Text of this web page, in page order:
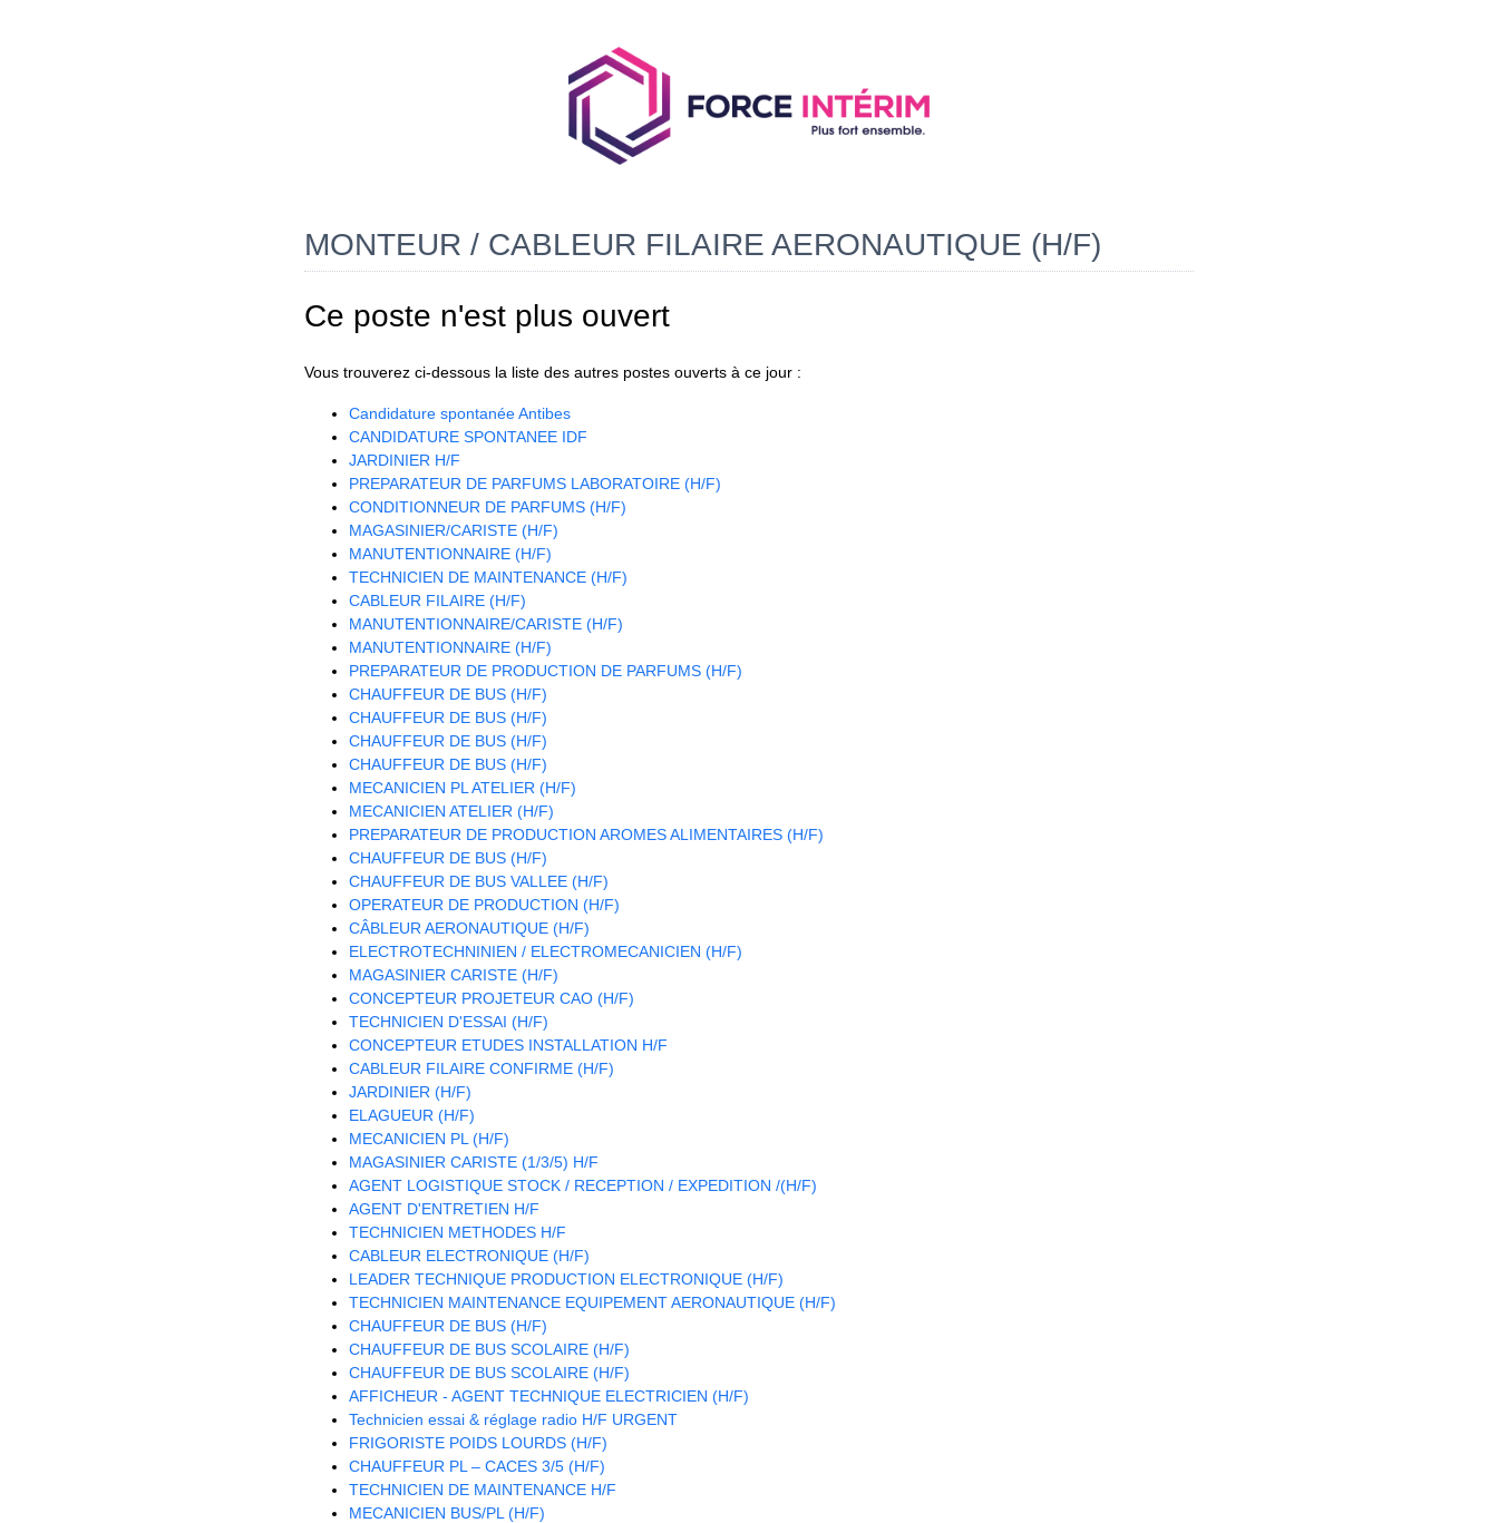
MONTEUR / CABLEUR FILAIRE AERONAUTIQUE (H/F)
Ce poste n'est plus ouvert
Vous trouverez ci-dessous la liste des autres postes ouverts à ce jour :
Candidature spontanée Antibes
CANDIDATURE SPONTANEE IDF
JARDINIER H/F
PREPARATEUR DE PARFUMS LABORATOIRE (H/F)
CONDITIONNEUR DE PARFUMS (H/F)
MAGASINIER/CARISTE (H/F)
MANUTENTIONNAIRE (H/F)
TECHNICIEN DE MAINTENANCE (H/F)
CABLEUR FILAIRE (H/F)
MANUTENTIONNAIRE/CARISTE (H/F)
MANUTENTIONNAIRE (H/F)
PREPARATEUR DE PRODUCTION DE PARFUMS (H/F)
CHAUFFEUR DE BUS (H/F)
CHAUFFEUR DE BUS (H/F)
CHAUFFEUR DE BUS (H/F)
CHAUFFEUR DE BUS (H/F)
MECANICIEN PL ATELIER (H/F)
MECANICIEN ATELIER (H/F)
PREPARATEUR DE PRODUCTION AROMES ALIMENTAIRES (H/F)
CHAUFFEUR DE BUS (H/F)
CHAUFFEUR DE BUS VALLEE (H/F)
OPERATEUR DE PRODUCTION (H/F)
CÂBLEUR AERONAUTIQUE (H/F)
ELECTROTECHNINIEN / ELECTROMECANICIEN (H/F)
MAGASINIER CARISTE (H/F)
CONCEPTEUR PROJETEUR CAO (H/F)
TECHNICIEN D'ESSAI (H/F)
CONCEPTEUR ETUDES INSTALLATION H/F
CABLEUR FILAIRE CONFIRME (H/F)
JARDINIER (H/F)
ELAGUEUR (H/F)
MECANICIEN PL (H/F)
MAGASINIER CARISTE (1/3/5) H/F
AGENT LOGISTIQUE STOCK / RECEPTION / EXPEDITION /(H/F)
AGENT D'ENTRETIEN H/F
TECHNICIEN METHODES H/F
CABLEUR ELECTRONIQUE (H/F)
LEADER TECHNIQUE PRODUCTION ELECTRONIQUE (H/F)
TECHNICIEN MAINTENANCE EQUIPEMENT AERONAUTIQUE (H/F)
CHAUFFEUR DE BUS (H/F)
CHAUFFEUR DE BUS SCOLAIRE (H/F)
CHAUFFEUR DE BUS SCOLAIRE (H/F)
AFFICHEUR - AGENT TECHNIQUE ELECTRICIEN (H/F)
Technicien essai & réglage radio H/F URGENT
FRIGORISTE POIDS LOURDS (H/F)
CHAUFFEUR PL – CACES 3/5 (H/F)
TECHNICIEN DE MAINTENANCE H/F
MECANICIEN BUS/PL (H/F)